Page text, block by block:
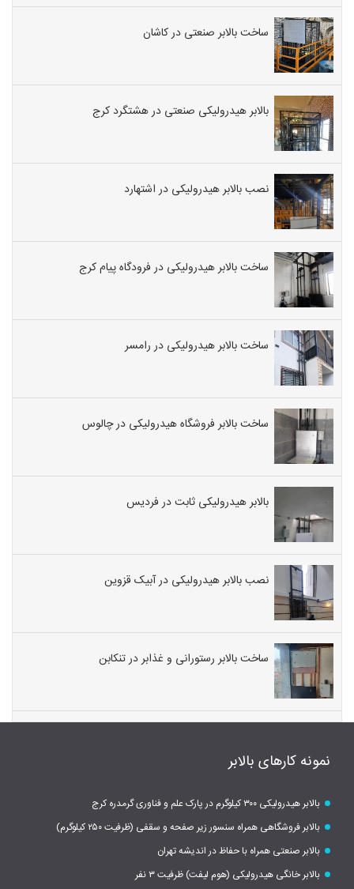
ساخت بالابر صنعتی در کاشان
بالابر هیدرولیکی صنعتی در هشتگرد کرج
نصب بالابر هیدرولیکی در اشتهارد
ساخت بالابر هیدرولیکی در فرودگاه پیام کرج
ساخت بالابر هیدرولیکی در رامسر
ساخت بالابر فروشگاه هیدرولیکی در چالوس
بالابر هیدرولیکی ثابت در فردیس
نصب بالابر هیدرولیکی در آبیک قزوین
ساخت بالابر رستورانی و غذابر در تنکابن
نمونه کارهای بالابر
بالابر هیدرولیکی ۳۰۰ کیلوگرم در پارک علم و فناوری گرمدره کرج
بالابر فروشگاهی همراه سنسور زیر صفحه و سقفی (ظرفیت ۲۵۰ کیلوگرم)
بالابر صنعتی همراه با حفاظ در اندیشه تهران
بالابر خانگی هیدرولیکی (هوم لیفت) ظرفیت ۳ نفر